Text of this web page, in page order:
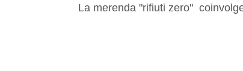
La merenda "rifiuti zero"